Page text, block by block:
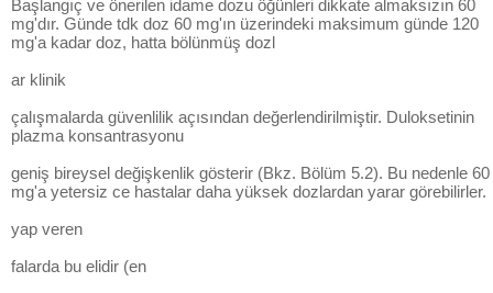
Başlangıç ve önerilen idame dozu öğünleri dikkate almaksızın 60
mg'dır. Günde tdk doz 60 mg'ın üzerindeki maksimum günde 120
mg'a kadar doz, hatta bölünmüş dozl
ar klinik
çalışmalarda güvenlilik açısından değerlendirilmiştir. Duloksetinin
plazma konsantrasyonu
geniş bireysel değişkenlik gösterir (Bkz. Bölüm 5.2). Bu nedenle 60
mg'a yetersiz ce hastalar daha yüksek dozlardan yarar görebilirler.
yap veren
falarda bu elidir (en